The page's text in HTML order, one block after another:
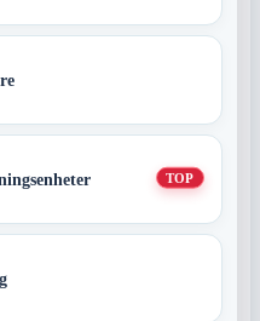
TOP